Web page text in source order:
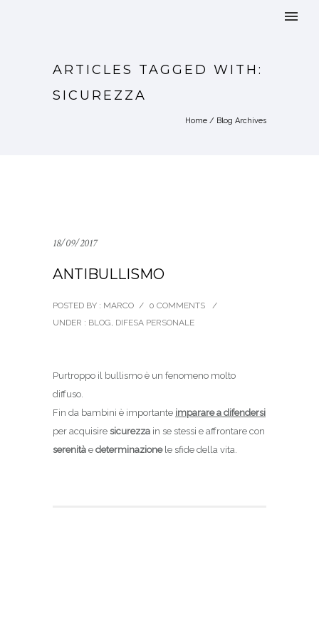
ARTICLES TAGGED WITH:
SICUREZZA
Home / Blog Archives
18/09/2017
ANTIBULLISMO
POSTED BY : MARCO / 0 COMMENTS
/
UNDER : BLOG, DIFESA PERSONALE
Purtroppo il bullismo è un fenomeno molto
diffuso.
Fin da bambini è importante imparare a difendersi
per acquisire sicurezza in se stessi e affrontare con
serenità e determinazionele sfide della vita.